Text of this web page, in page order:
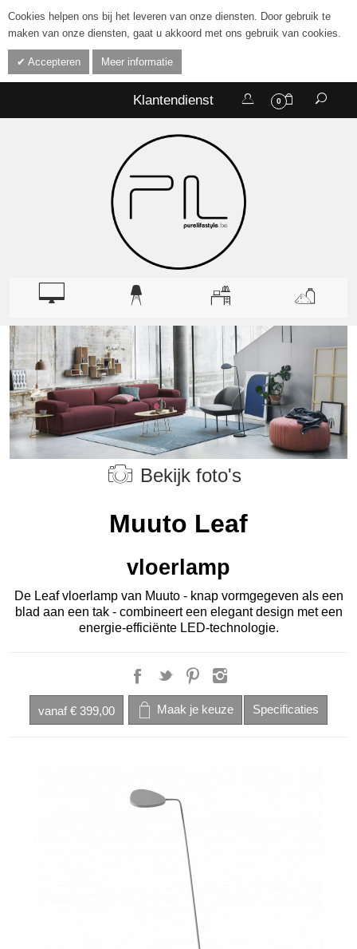
Cookies helpen ons bij het leveren van onze diensten. Door gebruik te
maken van onze diensten, gaat u akkoord met ons gebruik van cookies.
Accepteren Meer informatie
0
Klantendienst
Bekijk foto's
Muuto Leaf
vloerlamp
De Leaf vloerlamp van Muuto - knap vormgegeven als een
blad aan een tak - combineert een elegant design met een
energie-efficiënte LED-technologie.
vanaf € 399,00